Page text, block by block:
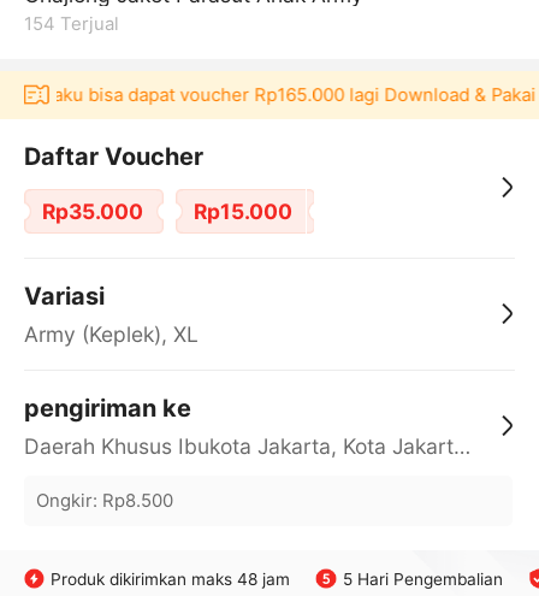
154 Terjual
bisa dapat voucher Rp165.000 lagi Download & Pakai！
Daftar Voucher
Rp35.000 Rp15.000
Variasi
Army (Keplek), XL
pengiriman ke
Daerah Khusus Ibukota Jakarta, Kota Jakarta Barat, Cengkareng, yy
Ongkir: Rp8.500
Produk dikirimkan maks 48 jam 5 Hari Pengembalian